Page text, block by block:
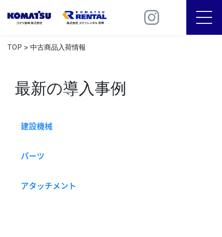
TOP
商品情報 ICT建機
建機買取
TOP > 中古商品入荷情報
最新の導入事例
建設機械
パーツ
アタッチメント